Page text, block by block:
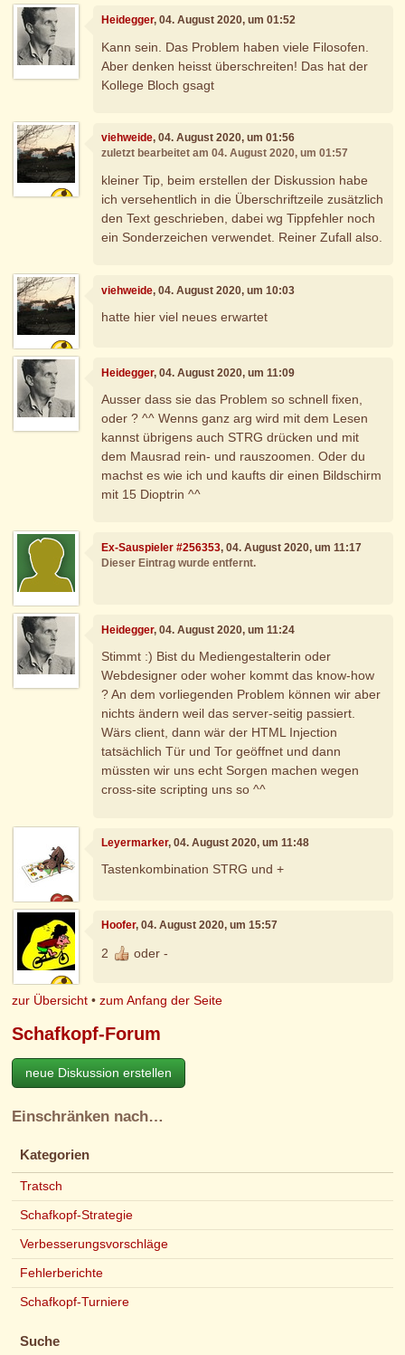
Heidegger, 04. August 2020, um 01:52
Kann sein. Das Problem haben viele Filosofen.
Aber denken heisst überschreiten! Das hat der
Kollege Bloch gsagt
viehweide, 04. August 2020, um 01:56
zuletzt bearbeitet am 04. August 2020, um 01:57
kleiner Tip, beim erstellen der Diskussion habe
ich versehentlich in die Überschriftzeile zusätzlich
den Text geschrieben, dabei wg Tippfehler noch
ein Sonderzeichen verwendet. Reiner Zufall also.
viehweide, 04. August 2020, um 10:03
hatte hier viel neues erwartet
Heidegger, 04. August 2020, um 11:09
Ausser dass sie das Problem so schnell fixen,
oder ? ^^ Wenns ganz arg wird mit dem Lesen
kannst übrigens auch STRG drücken und mit
dem Mausrad rein- und rauszoomen. Oder du
machst es wie ich und kaufts dir einen Bildschirm
mit 15 Dioptrin ^^
Ex-Sauspieler #256353, 04. August 2020, um 11:17
Dieser Eintrag wurde entfernt.
Heidegger, 04. August 2020, um 11:24
Stimmt :) Bist du Mediengestalterin oder
Webdesigner oder woher kommt das know-how
? An dem vorliegenden Problem können wir aber
nichts ändern weil das server-seitig passiert.
Wärs client, dann wär der HTML Injection
tatsächlich Tür und Tor geöffnet und dann
müssten wir uns echt Sorgen machen wegen
cross-site scripting uns so ^^
Leyermarker, 04. August 2020, um 11:48
Tastenkombination STRG und +
Hoofer, 04. August 2020, um 15:57
2 oder -
zur Übersicht •zum Anfang der Seite
Schafkopf-Forum
neue Diskussion erstellen
Einschränken nach…
Kategorien
Tratsch
Schafkopf-Strategie
Verbesserungsvorschläge
Fehlerberichte
Schafkopf-Turniere
Suche